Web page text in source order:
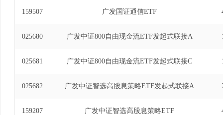
159507 广发国证通信ETF
025680 广发中证800自由现金流ETF发起式联接A
025681 广发中证800自由现金流ETF发起式联接C
025682 广发中证智选高股息策略ETF发起式联接A
159207 广发中证智选高股息策略ETF